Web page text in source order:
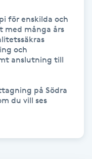
för enskilda och
med många års
och
anslutning till
på Södra
du vill ses